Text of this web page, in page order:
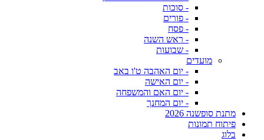
- סוכות
- פורים
- פסח
- ראש השנה
- שבועות
מועדים
- יום האהבה ט'ו באב
- יום האישה
- יום האם והמשפחה
- יום המחנך
מתנת סופשנה 2026
פיתוח תמונות
בלוג